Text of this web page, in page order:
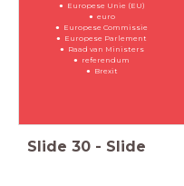
Europese Unie (EU)
euro
Europese Commissie
Europese Parlement
Raad van Ministers
referendum
Brexit
Slide 30 - Slide